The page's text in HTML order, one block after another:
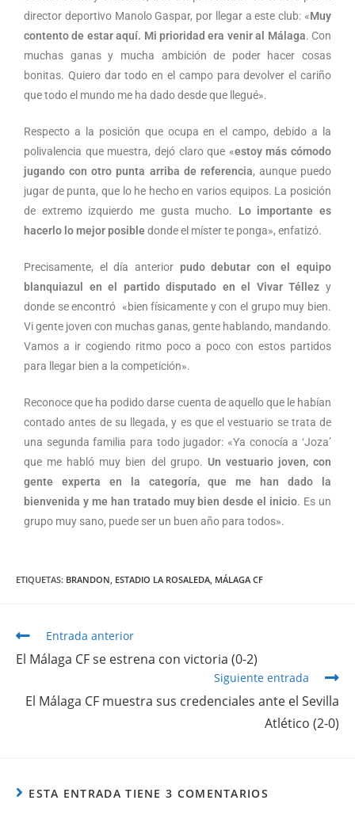
director deportivo Manolo Gaspar, por llegar a este club: «Muy
contento de estar aquí. Mi prioridad era venir al Málaga. Con
muchas ganas y mucha ambición de poder hacer cosas
bonitas. Quiero dar todo en el campo para devolver el cariño
que todo el mundo me ha dado desde que llegué».
Respecto a la posición que ocupa en el campo, debido a la
polivalencia que muestra, dejó claro que «estoy más cómodo
jugando con otro punta arriba de referencia, aunque puedo
jugar de punta, que lo he hecho en varios equipos. La posición
de extremo izquierdo me gusta mucho. Lo importante es
hacerlo lo mejor posible donde el míster te ponga», enfatizó.
Precisamente, el día anterior pudo debutar con el equipo
blanquiazul en el partido disputado en el Vivar Téllez y
donde se encontró «bien físicamente y con el grupo muy bien.
Vi gente joven con muchas ganas, gente hablando, mandando.
Vamos a ir cogiendo ritmo poco a poco con estos partidos
para llegar bien a la competición».
Reconoce que ha podido darse cuenta de aquello que le habían
contado antes de su llegada, y es que el vestuario se trata de
una segunda familia para todo jugador: «Ya conocía a ‘Joza’
que me habló muy bien del grupo. Un vestuario joven, con
gente experta en la categoría, que me han dado la
bienvenida y me han tratado muy bien desde el inicio. Es un
grupo muy sano, puede ser un buen año para todos».
ETIQUETAS: BRANDON ESTADIO LA ROSALEDA MÁLAGA CF
Entrada anterior
El Málaga CF se estrena con victoria (0-2)
Siguiente entrada
El Málaga CF muestra sus credenciales ante el Sevilla
Atlético (2-0)
ESTA ENTRADA TIENE 3 COMENTARIOS